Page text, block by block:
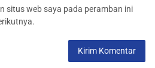
situs web saya pada peramban ini